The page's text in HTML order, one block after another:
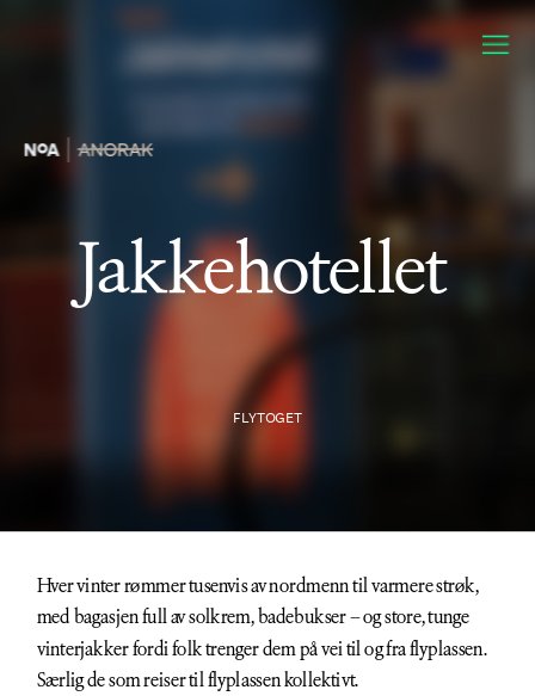
Jakkehotellet
FLYTOGET
Hver vinter rømmer tusenvis av nordmenn til varmere strøk,
med bagasjen full av solkrem, badebukser – og store, tunge
vinterjakker fordi folk trenger dem på vei til og fra flyplassen.
Særlig de som reiser til flyplassen kollektivt.